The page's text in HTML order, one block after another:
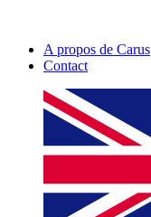
A propos de Carus
Contact